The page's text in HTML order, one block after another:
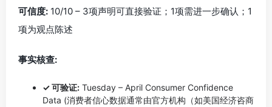
可信度: 10/10 – 3项声明可直接验证；1项需进一步确认；1
项为观点陈述
事实核查:
✓ 可验证: Tuesday – April Consumer Confidence
Data (消费者信心数据通常由官方机构（如美国经济咨商